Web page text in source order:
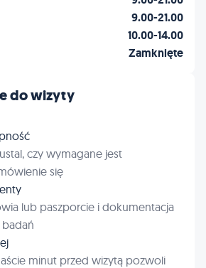
9.00-21.00
10.00-14.00
Zamknięte
do wizyty
czy wymagane jest
się
lub paszporcie i dokumentacja
minut przed wizytą pozwoli